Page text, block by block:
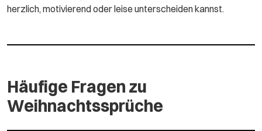
herzlich, motivierend oder leise unterscheiden kannst.
Häufige Fragen zu
Weihnachtssprüche